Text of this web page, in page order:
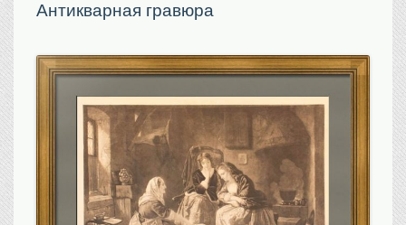
Портреты царской семьи
Москва
Санкт-Петербург
Российская империя
Прочие
Старинные карты
Российская империя
Европа
Антикварная гравюра